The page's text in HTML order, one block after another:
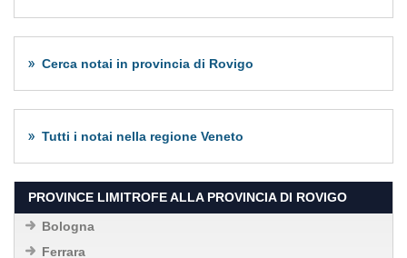
Cerca notai in provincia di Rovigo
Tutti i notai nella regione Veneto
PROVINCE LIMITROFE ALLA PROVINCIA DI ROVIGO
Bologna
Ferrara